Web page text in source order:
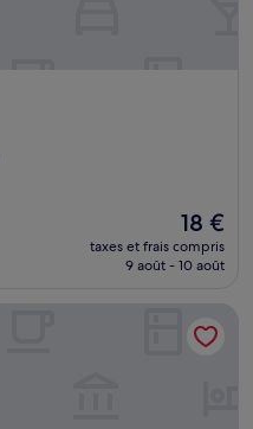
Le
nouveau
prix
18 €
18 €
taxes et frais compris
9 août - 10 août